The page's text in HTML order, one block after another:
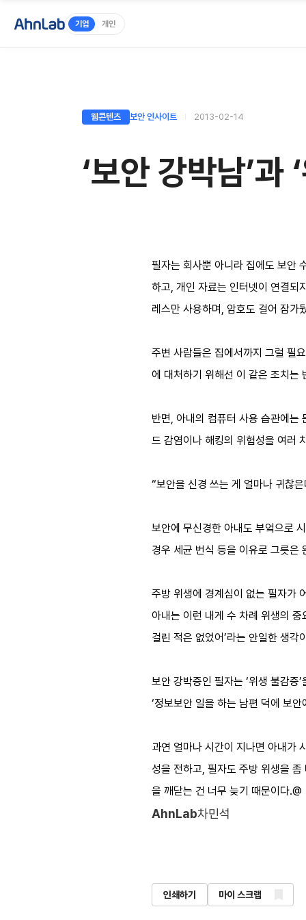
기업 개인
웹콘텐츠 보안 인사이트 2013-02-14
‘보안 강박남’과
필자는 회사뿐 아니라 집에도 보안
하고, 개인 자료는 인터넷이 연결되
레스만 사용하며, 암호도 걸어 잠가
주변 사람들은 집에서까지 그럴 필
에 대처하기 위해선 이 같은 조치는
반면, 아내의 컴퓨터 사용 습관에는
드 감염이나 해킹의 위험성을 여러
“보안을 신경 쓰는 게 얼마나 귀찮
보안에 무신경한 아내도 부엌으로
경우 세균 번식 등을 이유로 그릇은
주방 위생에 경계심이 없는 필자가
아내는 이런 내게 수 차례 위생의
걸린 적은 없었어’라는 안일한 생
보안 강박증인 필자는 ‘위생 불감증
‘정보보안 일을 하는 남편 덕에 보
과연 얼마나 시간이 지나면 아내가
성을 전하고, 필자도 주방 위생을
을 깨닫는 건 너무 늦기 때문이다.@
AhnLab차민석
인쇄하기 마이 스크랩